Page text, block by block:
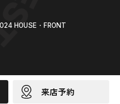
来店予約
HOUSE・FRONT